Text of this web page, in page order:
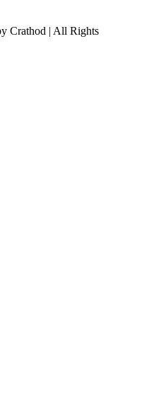
Crathod | All Rights